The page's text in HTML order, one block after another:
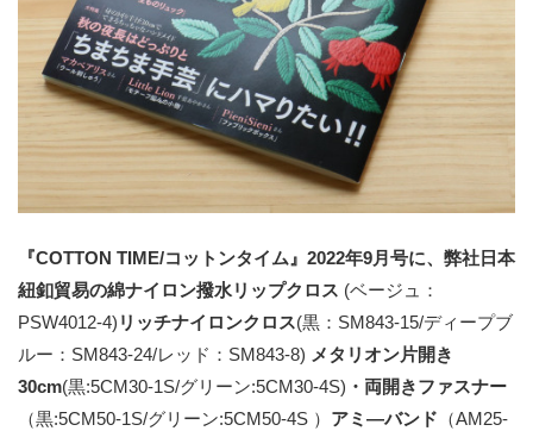
『COTTON TIME/コットンタイム』2022年9月号に、弊社日本
紐釦貿易の綿ナイロン撥水リップクロス (ベージュ：
PSW4012-4) リッチナイロンクロス(黒：SM843-15/ディープブ
ルー：SM843-24/レッド：SM843-8) メタリオン片開き
30cm(黒:5CM30-1S/グリーン:5CM30-4S) ・両開きファスナー
（黒:5CM50-1S/グリーン:5CM50-4S ） アミ―バンド （AM25-